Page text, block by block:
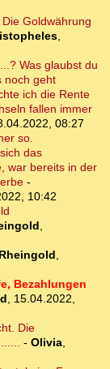
Goldwährung
,
Was glaubst du
noch geht
ich die Rente
fallen immer
08:27
so.
das
war bereits in der
-
10:42
,
Rheingold,
Bezahlungen
, 15.04.2022,
Die
- Olivia,